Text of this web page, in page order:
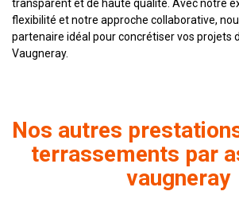
transparent et de haute qualité. Avec notre
flexibilité et notre approche collaborative,
partenaire idéal pour concrétiser vos projets
Vaugneray.
Nos autres
terrassements par
vaugneray